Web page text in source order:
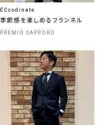
ECcodinate
季節感を楽しめるフランネル
PREMIO SAPPORO